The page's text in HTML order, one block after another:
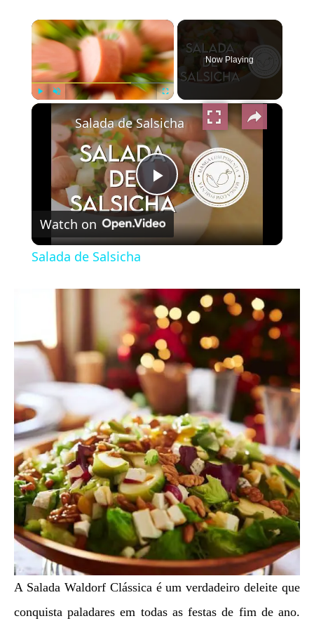
×
Unmute Fullscreen
Now Playing
×
Play
Video
Salada de Salsicha
Watch on
Salada de Salsicha
A Salada Waldorf Clássica é um verdadeiro deleite que
conquista paladares em todas as festas de fim de ano.